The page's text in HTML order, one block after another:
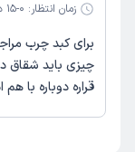
زمان انتظار: 0-15 دقیقه
برای کبد چرب
چیزی باید شقاق
قراره دوباره با